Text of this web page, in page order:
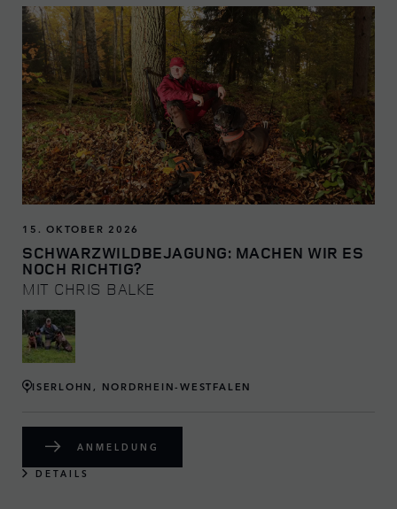
15. OKTOBER 2026
SCHWARZWILDBEJAGUNG: MACHEN WIR ES
NOCH RICHTIG?
MIT CHRIS BALKE
ISERLOHN, NORDRHEIN-WESTFALEN
ANMELDUNG
DETAILS